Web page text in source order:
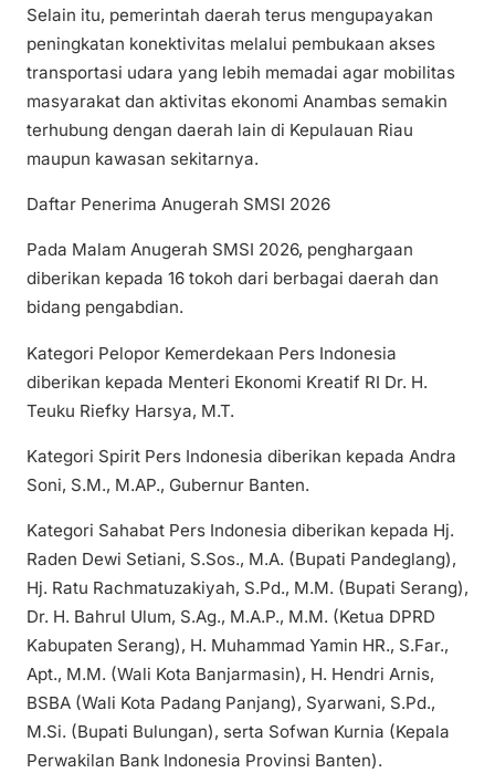
Selain itu, pemerintah daerah terus mengupayakan
peningkatan konektivitas melalui pembukaan akses
transportasi udara yang lebih memadai agar mobilitas
masyarakat dan aktivitas ekonomi Anambas semakin
terhubung dengan daerah lain di Kepulauan Riau
maupun kawasan sekitarnya.
Daftar Penerima Anugerah SMSI 2026
Pada Malam Anugerah SMSI 2026, penghargaan
diberikan kepada 16 tokoh dari berbagai daerah dan
bidang pengabdian.
Kategori Pelopor Kemerdekaan Pers Indonesia
diberikan kepada Menteri Ekonomi Kreatif RI Dr. H.
Teuku Riefky Harsya, M.T.
Kategori Spirit Pers Indonesia diberikan kepada Andra
Soni, S.M., M.AP., Gubernur Banten.
Kategori Sahabat Pers Indonesia diberikan kepada Hj.
Raden Dewi Setiani, S.Sos., M.A. (Bupati Pandeglang),
Hj. Ratu Rachmatuzakiyah, S.Pd., M.M. (Bupati Serang),
Dr. H. Bahrul Ulum, S.Ag., M.A.P., M.M. (Ketua DPRD
Kabupaten Serang), H. Muhammad Yamin HR., S.Far.,
Apt., M.M. (Wali Kota Banjarmasin), H. Hendri Arnis,
BSBA (Wali Kota Padang Panjang), Syarwani, S.Pd.,
M.Si. (Bupati Bulungan), serta Sofwan Kurnia (Kepala
Perwakilan Bank Indonesia Provinsi Banten).